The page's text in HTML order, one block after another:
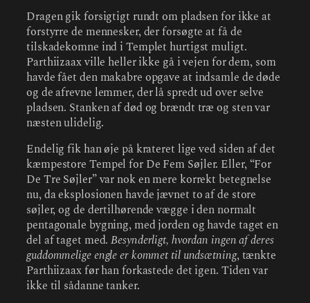
Dragen gik forsigtigt rundt om pladsen for ikke at
forstyrre de mennesker, der forsøgte at få de
tilskadekomne ind i Templet hurtigst muligt.
Parthiizaax ville heller ikke gå i vejen for dem, som
havde fået den makabre opgave at indsamle de døde
og de afrevne lemmer, der lå spredt ud over selve
pladsen. Stanken af død og brændt træ og sten var
næsten ulidelig.
Endelig fik han øje på krateret lige ved siden af det
kæmpestore Tempel for De Fem Søjler. Eller, “For
De Tre Søjler” var nok en mere korrekt betegnelse
nu, da eksplosionen havde jævnet to af de store
søjler, og de dertilhørende vægge i den normalt
pentagonale bygning, med jorden og havde taget en
del af taget med.Besynderligt, hvordan ingen af deres
guddommelige engle er kommet til undsætning, tænkte
Parthiizaax før han forkastede det igen. Tiden var
ikke til sådanne tanker.